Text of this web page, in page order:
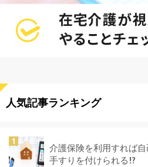
人気記事ランキング
介護保険を利用すれば
手すりを付けられる!?